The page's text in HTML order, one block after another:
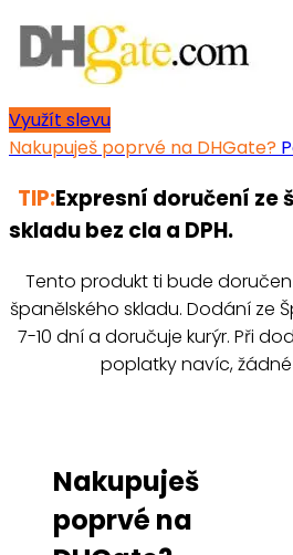
Využít slevu
Nakupuješ poprvé na DHGate?
TIP:Expresní doručení ze
skladu bez cla a DPH.
Tento produkt ti bude
španělského skladu. Dodání ze
7-10 dní a doručuje kurýr. Při
poplatky navíc, žádné
Nakupuješ
poprvé na